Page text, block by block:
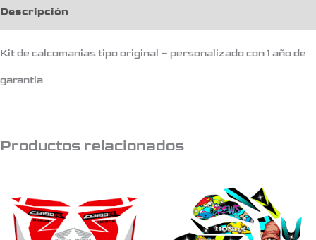
Descripción
Kit de calcomanias tipo original – personalizado con 1 año de
garantia
Productos relacionados